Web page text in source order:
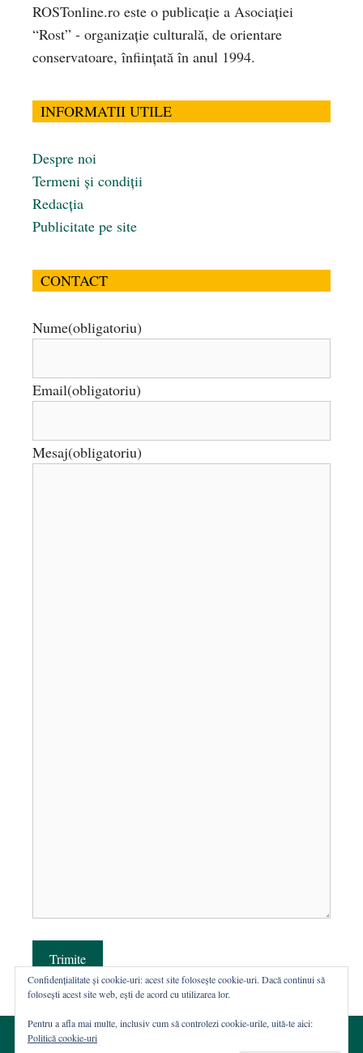
ROSTonline.ro este o publicaţie a Asociaţiei
“Rost” - organizaţie culturală, de orientare
conservatoare, înfiinţată în anul 1994.
INFORMATII UTILE
Despre noi
Termeni și condiții
Redacția
Publicitate pe site
CONTACT
Nume(obligatoriu)
Email(obligatoriu)
Mesaj(obligatoriu)
Trimite
Confidențialitate și cookie-uri: acest site folosește cookie-uri. Dacă continui să
folosești acest site web, ești de acord cu utilizarea lor.
Pentru a afla mai multe, inclusiv cum să controlezi cookie-urile, uită-te aici:
Politică cookie-uri